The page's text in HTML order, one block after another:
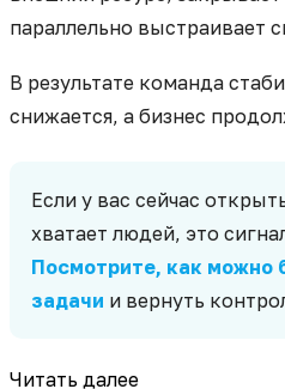
параллельно выстраивает
В результате команда
снижается, а бизнес
Если у вас сейчас
хватает людей, это
Посмотрите, как можно
задачи и вернуть
Читать далее